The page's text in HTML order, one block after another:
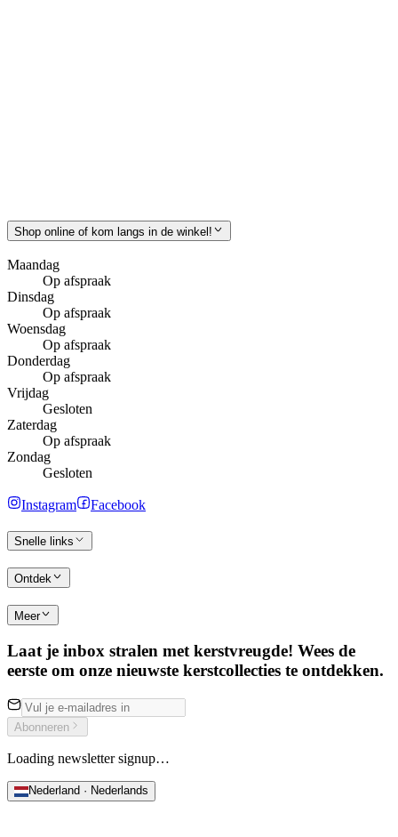
Shop online of kom langs in de winkel!
Maandag
Op afspraak
Dinsdag
Op afspraak
Woensdag
Op afspraak
Donderdag
Op afspraak
Vrijdag
Gesloten
Zaterdag
Op afspraak
Zondag
Gesloten
Instagram Facebook
Snelle links
Ontdek
Meer
Laat je inbox stralen met kerstvreugde! Wees de
eerste om onze nieuwste kerstcollecties te ontdekken.
Abonneren
Loading newsletter signup…
Nederland · Nederlands